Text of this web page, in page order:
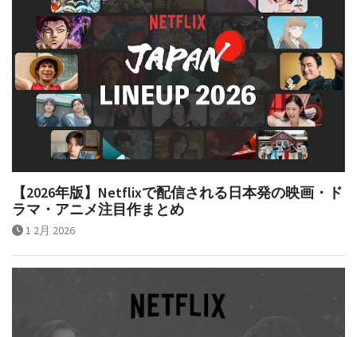
【2026年版】Netflixで配信される日本発の映画・ド
ラマ・アニメ注目作まとめ
1 2月 2026